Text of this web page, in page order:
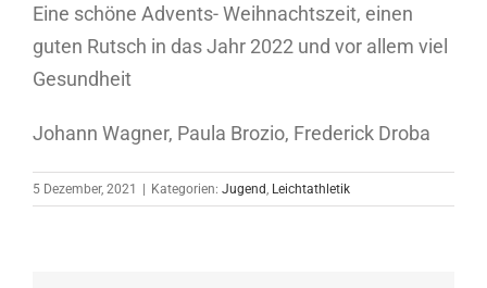
Eine schöne Advents- Weihnachtszeit, einen
guten Rutsch in das Jahr 2022 und vor allem viel
Gesundheit
Johann Wagner, Paula Brozio, Frederick Droba
5 Dezember, 2021 | Kategorien: Jugend Leichtathletik